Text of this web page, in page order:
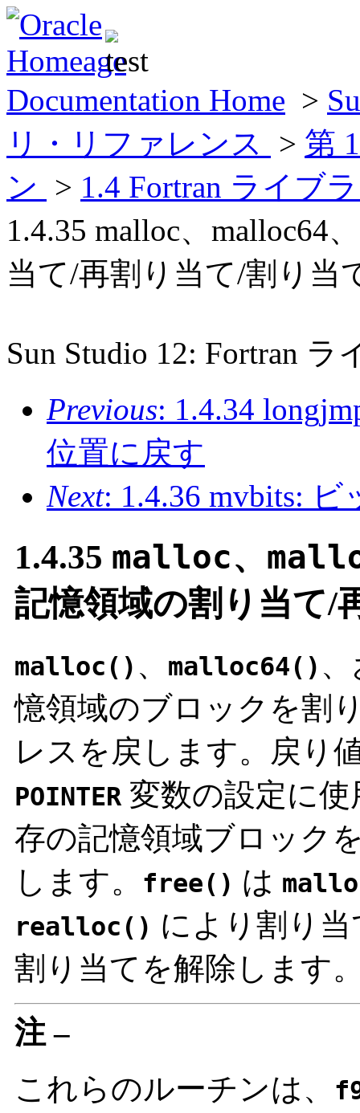
Documentation Home >
リ・リファレンス
> 第
ン
> 1.4 Fortran ライブ
1.4.35 malloc、malloc64
当て/再割り当て/割り当
Sun Studio 12: Fortran
Previous: 1.4.34
位置に戻す
Next: 1.4.36 mvbits:
1.4.35 malloc、
記憶領域の割り当て/
malloc() 、 malloc64()
憶領域のブロックを割
レスを戻します。戻り
POINTER 変数の設定に
存の記憶領域ブロック
します。
free() は
realloc() により割り
割り当てを解除します
注 –
これらのルーチンは、